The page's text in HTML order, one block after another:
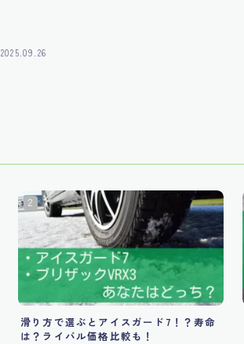
2025.09.26
滑り方で選ぶとアイスガード7！？寿命
は？ライバル価格比較も！